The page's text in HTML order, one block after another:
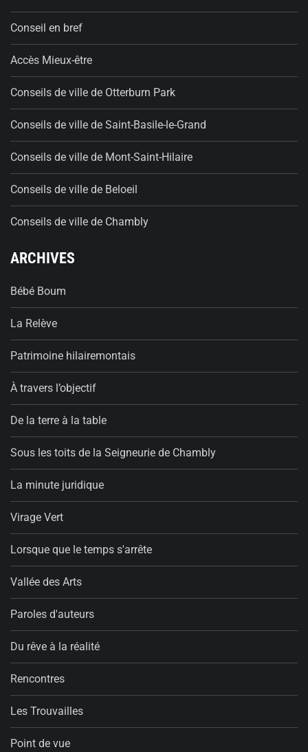
Conseil en bref
Accès Mieux-être
Conseils de ville de Otterburn Park
Conseils de ville de Saint-Basile-le-Grand
Conseils de ville de Mont-Saint-Hilaire
Conseils de ville de Beloeil
Conseils de ville de Chambly
ARCHIVES
Bébé Boum
La Relève
Patrimoine hilairemontais
À travers l’objectif
De la terre à la table
Sous les toits de la Seigneurie de Chambly
La minute juridique
Virage Vert
Lorsque que le temps s'arrête
Vallée des Arts
Paroles d'auteurs
Du rêve à la réalité
Rencontres
Les Trouvailles
Point de vue